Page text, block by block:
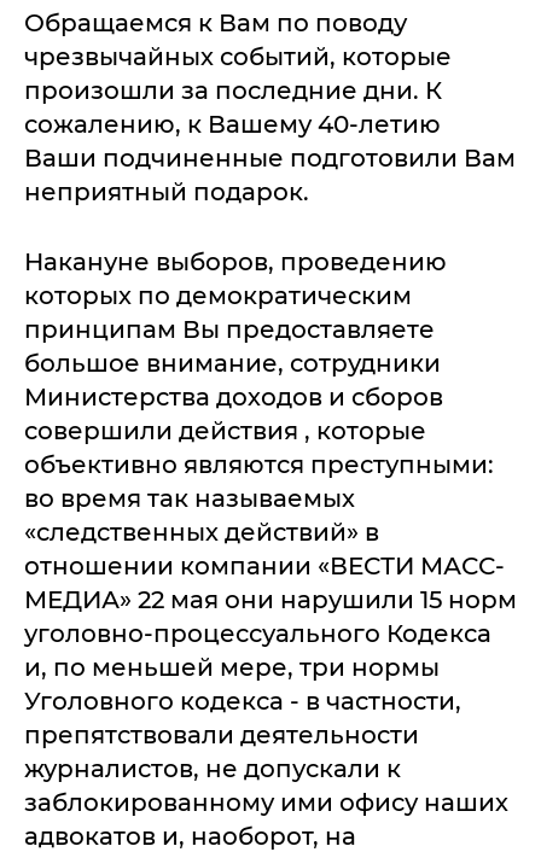
Обращаемся к Вам по поводу
чрезвычайных событий, которые
произошли за последние дни. К
сожалению, к Вашему 40-летию
Ваши подчиненные подготовили Вам
неприятный подарок.
Накануне выборов, проведению
которых по демократическим
принципам Вы предоставляете
большое внимание, сотрудники
Министерства доходов и сборов
совершили действия , которые
объективно являются преступными:
во время так называемых
«следственных действий» в
отношении компании «ВЕСТИ МАСС-
МЕДИА» 22 мая они нарушили 15 норм
уголовно-процессуального Кодекса
и, по меньшей мере, три нормы
Уголовного кодекса - в частности,
препятствовали деятельности
журналистов, не допускали к
заблокированному ими офису наших
адвокатов и, наоборот, на